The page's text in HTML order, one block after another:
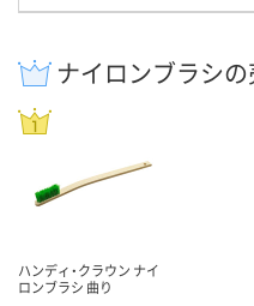
ナイロンブラシ
ハンディ・クラウン ナイ
ロンブラシ 曲り